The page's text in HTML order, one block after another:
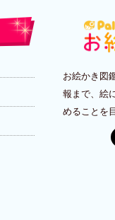
お絵かき図
報まで、絵
めることを